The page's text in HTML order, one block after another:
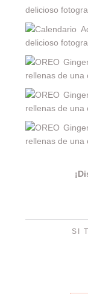
SI